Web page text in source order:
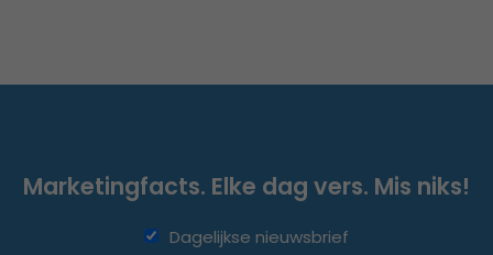
Marketingfacts. Elke dag vers. Mis niks!
Dagelijkse nieuwsbrief